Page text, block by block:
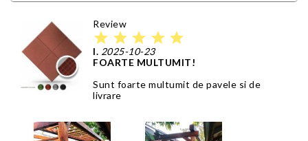
Review
star star star star star
I. 2025-10-23
FOARTE MULTUMIT!
Sunt foarte multumit de pavele si de
livrare